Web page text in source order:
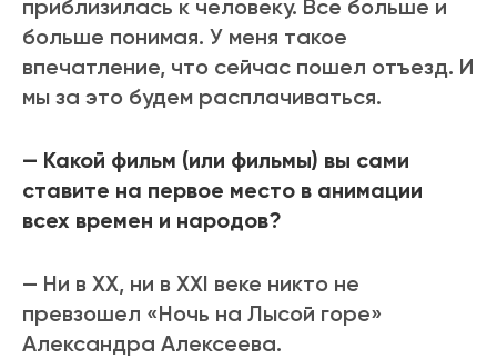
приблизилась к человеку. Все больше и
больше понимая. У меня такое
впечатление, что сейчас пошел отъезд. И
мы за это будем расплачиваться.
— Какой фильм (или фильмы) вы сами
ставите на первое место в анимации
всех времен и народов?
— Ни в ХХ, ни в ХХI веке никто не
превзошел «Ночь на Лысой горе»
Александра Алексеева.